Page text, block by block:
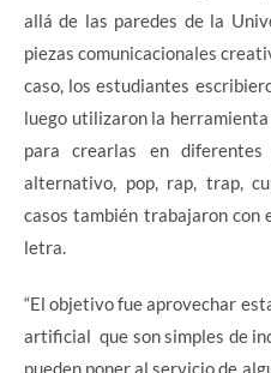
allá de las paredes de la
piezas comunicacionales
caso, los estudiantes
luego utilizaron la
para crearlas en
alternativo, pop, rap, trap,
casos también trabajaron con
letra.
“El objetivo fue aprovechar
artificial que son simples de
pueden poner al servicio de